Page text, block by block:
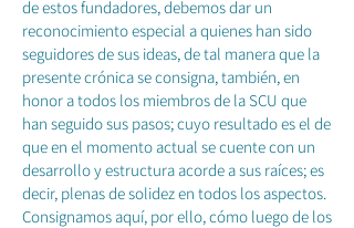
de estos fundadores, debemos dar un
reconocimiento especial a quienes han sido
seguidores de sus ideas, de tal manera que la
presente crónica se consigna, también, en
honor a todos los miembros de la SCU que
han seguido sus pasos; cuyo resultado es el de
que en el momento actual se cuente con un
desarrollo y estructura acorde a sus raíces; es
decir, plenas de solidez en todos los aspectos.
Consignamos aquí, por ello, cómo luego de los